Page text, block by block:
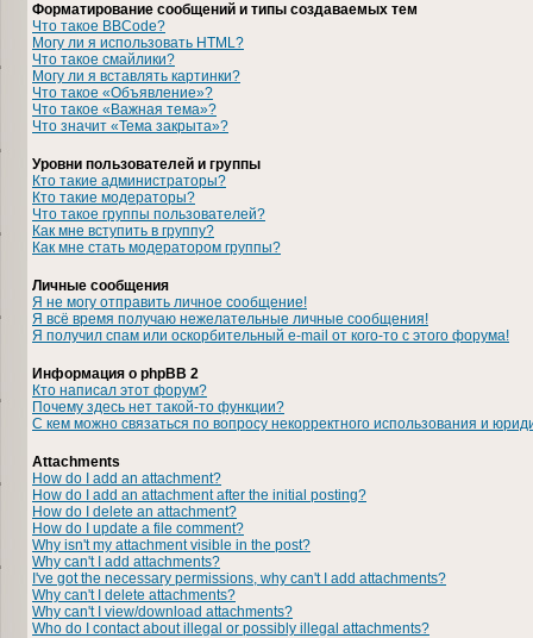
Форматирование сообщений и типы создаваемых тем
Что такое BBCode?
Могу ли я использовать HTML?
Что такое смайлики?
Могу ли я вставлять картинки?
Что такое «Объявление»?
Что такое «Важная тема»?
Что значит «Тема закрыта»?
Уровни пользователей и группы
Кто такие администраторы?
Кто такие модераторы?
Что такое группы пользователей?
Как мне вступить в группу?
Как мне стать модератором группы?
Личные сообщения
Я не могу отправить личное сообщение!
Я всё время получаю нежелательные личные сообщения!
Я получил спам или оскорбительный e-mail от кого-то с этого форума!
Информация о phpBB 2
Кто написал этот форум?
Почему здесь нет такой-то функции?
С кем можно связаться по вопросу некорректного использования и
Attachments
How do I add an attachment?
How do I add an attachment after the initial posting?
How do I delete an attachment?
How do I update a file comment?
Why isn't my attachment visible in the post?
Why can't I add attachments?
I've got the necessary permissions, why can't I add attachments?
Why can't I delete attachments?
Why can't I view/download attachments?
Who do I contact about illegal or possibly illegal attachments?